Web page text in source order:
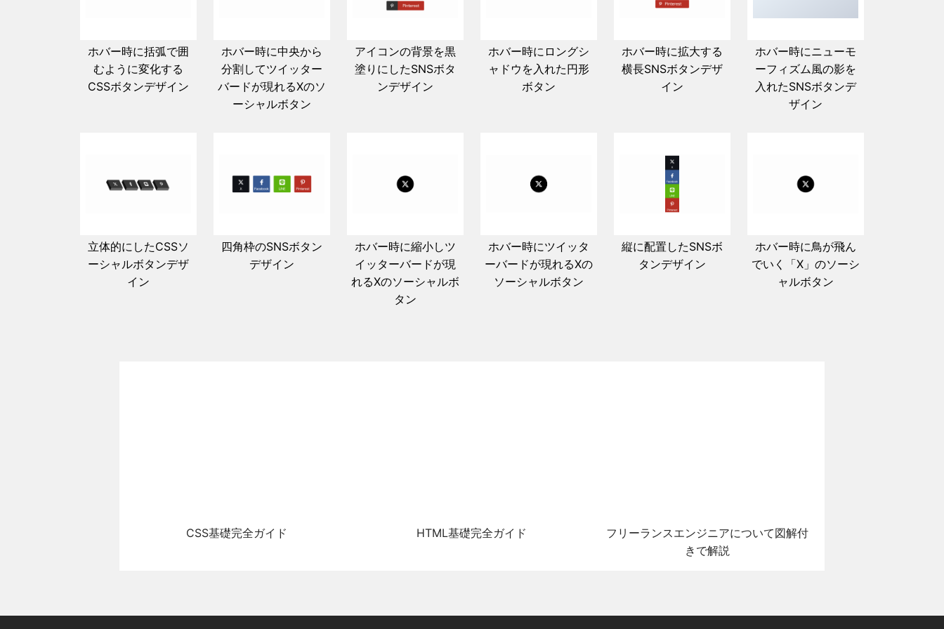
ホバー時に括弧で囲
むように変化する
CSSボタンデザイン
ホバー時に中央から
分割してツイッター
バードが現れるXのソ
ーシャルボタン
アイコンの背景を黒
塗りにしたSNSボタ
ンデザイン
ホバー時にロングシ
ャドウを入れた円形
ボタン
ホバー時に拡大する
横長SNSボタンデザ
イン
ホバー時にニューモ
ーフィズム風の影を
入れたSNSボタンデ
ザイン
立体的にしたCSSソ
ーシャルボタンデザ
イン
四角枠のSNSボタン
デザイン
ホバー時に縮小しツ
イッターバードが現
れるXのソーシャルボ
タン
ホバー時にツイッタ
ーバードが現れるXの
ソーシャルボタン
縦に配置したSNSボ
タンデザイン
ホバー時に鳥が飛ん
でいく「X」のソーシ
ャルボタン
CSS基礎完全ガイド HTML基礎完全ガイド
フリーランスエンジニアについて図解付
きで解説